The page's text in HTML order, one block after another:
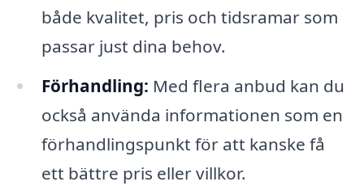
både kvalitet, pris och tidsramar som
passar just dina behov.
Förhandling: Med flera anbud kan du
också använda informationen som en
förhandlingspunkt för att kanske få
ett bättre pris eller villkor.